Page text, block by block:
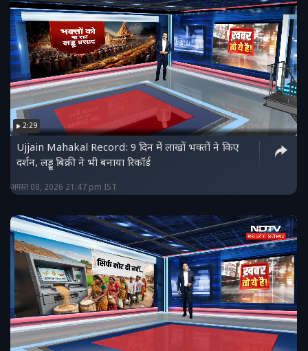
2:29
Ujjain Mahakal Record: 9 दिन में लाखों भक्तों ने किए
दर्शन, लड्डू बिक्री ने भी बनाया रिकॉर्ड
अगस्त 08, 2026 21:47 pm IST